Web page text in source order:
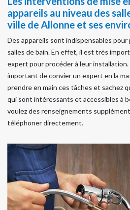
appareils au niveau des
ville de Allonne et ses
Des appareils sont indispensables
salles de bain. En effet, il est très
expert pour procéder à leur installation.
important de convier un expert en la
prendre en main ces tâches et sachez
qui sont intéressants et accessibles à
voulez des renseignements
téléphoner directement.